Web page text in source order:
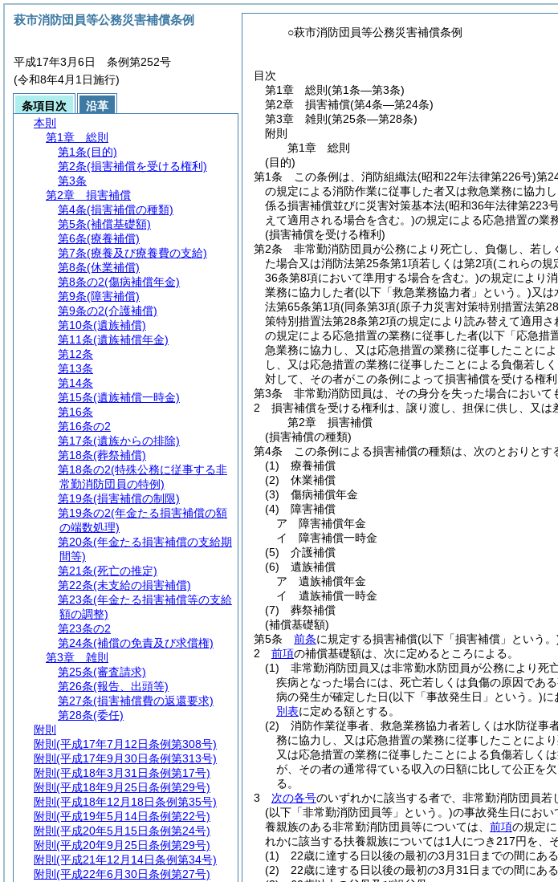
○萩市消防団員等公務災害補償条例
目次
第1章
総則 (第1条―第3条)
第2章
損害補償(第4条―第24条)
第3章
雑則 (第25条―第28条)
附則
第1章
総則
(目的)
第1条
この条例は、消防組織法(昭和22年法律第226号)第
の規定による消防作業に従事した者又は救急業務に協力
係る損害補償並びに災害対策基本法(昭和36年法律第223
えて適用される場合を含む。)の規定による応急措置の業
(損害補償を受ける権利)
第2条
非常勤消防団員が公務により死亡し、負傷し、若
た場合又は消防法第25条第1項若しくは第2項(これらの規
36条第8項において準用する場合を含む。)の規定により
業務に協力した者(以下「救急業務協力者」という。)又は
法第65条第1項(同条第3項(原子力災害対策特別措置法第
策特別措置法第28条第2項の規定により読み替えて適用さ
の規定による応急措置の業務に従事した者(以下「応急措
急業務に協力し、又は応急措置の業務に従事したことに
し、又は応急措置の業務に従事したことによる負傷若し
対して、その者がこの条例によって損害補償を受ける権
第3条
非常勤消防団員は、その身分を失った場合において
2
損害補償を受ける権利は、譲り渡し、担保に供し、又は
第2章
損害補償
(損害補償の種類)
第4条
この条例による損害補償の種類は、次のとおりとす
(1)
療養補償
(2)
休業補償
(3)
傷病補償年金
(4)
障害補償
ア
障害補償年金
イ
障害補償一時金
(5)
介護補償
(6)
遺族補償
ア
遺族補償年金
イ
遺族補償一時金
(7)
葬祭補償
(補償基礎額)
第5条
前条に規定する損害補償(以下「損害補償」という。
2
前項の補償基礎額は、次に定めるところによる。
(1)
非常勤消防団員又は非常勤水防団員が公務により死
疾病となった場合には、死亡若しくは負傷の原因であ
病の発生が確定した日(以下「事故発生日」という。)に
別表に定める額とする。
(2)
消防作業従事者、救急業務協力者若しくは水防従事
務に協力し、又は応急措置の業務に従事したことによ
又は応急措置の業務に従事したことによる負傷若しく
が、その者の通常得ている収入の日額に比して公正を
る。
3
次の各号のいずれかに該当する者で、非常勤消防団員
(以下「非常勤消防団員等」という。)の事故発生日にお
養親族のある非常勤消防団員等については、 前項の規定に
れかに該当する扶養親族については1人につき217円を、
(1)
22歳に達する日以後の最初の3月31日までの間にあ
(2)
22歳に達する日以後の最初の3月31日までの間にあ
萩市消防団員等公務災害補償条例
平成17年3月6日 条例第252号
(令和8年4月1日施行)
条項目次
沿革
本則
第1章
総則
第1条(目的)
第2条(損害補償を受ける権利)
第3条
第2章
損害補償
第4条(損害補償の種類)
第5条(補償基礎額)
第6条(療養補償)
第7条(療養及び療養費の支給)
第8条(休業補償)
第8条の2(傷病補償年金)
第9条(障害補償)
第9条の2(介護補償)
第10条(遺族補償)
第11条(遺族補償年金)
第12条
第13条
第14条
第15条(遺族補償一時金)
第16条
第16条の2
第17条(遺族からの排除)
第18条(葬祭補償)
第18条の2(特殊公務に従事する非
常勤消防団員の特例)
第19条(損害補償の制限)
第19条の2(年金たる損害補償の額
の端数処理)
第20条(年金たる損害補償の支給期
間等)
第21条(死亡の推定)
第22条(未支給の損害補償)
第23条(年金たる損害補償等の支給
額の調整)
第23条の2
第24条(補償の免責及び求償権)
第3章
雑則
第25条(審査請求)
第26条(報告、出頭等)
第27条(損害補償費の返還要求)
第28条(委任)
附則
附則 (平成17年7月12日条例第308号)
附則 (平成17年9月30日条例第313号)
附則 (平成18年3月31日条例第17号)
附則 (平成18年9月25日条例第29号)
附則 (平成18年12月18日条例第35号)
附則 (平成19年5月14日条例第22号)
附則 (平成20年5月15日条例第24号)
附則 (平成20年9月25日条例第29号)
附則 (平成21年12月14日条例第34号)
附則 (平成22年6月30日条例第27号)